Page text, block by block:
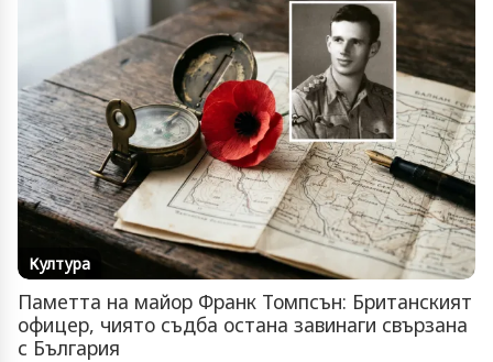
Култура
Паметта на майор Франк Томпсън: Британският
офицер, чиято съдба остана завинаги свързана
с България